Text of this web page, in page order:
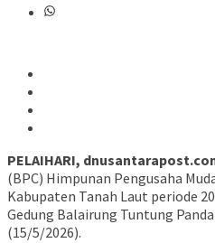
PELAIHARI,
(BPC) Himpunan Pengusaha
Kabupaten Tanah Laut periode
Gedung Balairung Tuntung
(15/5/2026).